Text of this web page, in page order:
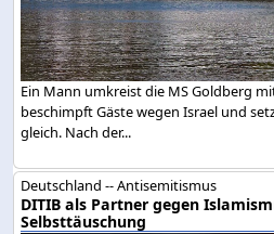
Ein Mann umkreist die MS Goldberg
beschimpft Gäste wegen Israel und
gleich. Nach der...
Deutschland -- Antisemitismus
DITIB als Partner gegen
Selbsttäuschung